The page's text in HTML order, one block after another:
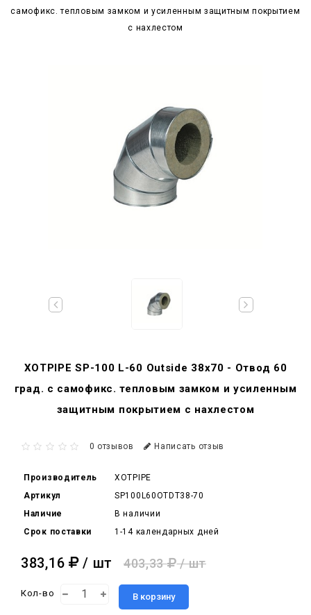
самофикс. тепловым замком и усиленным защитным покрытием
с нахлестом
XOTPIPE SP-100 L-60 Outside 38x70 - Отвод 60
град. c самофикс. тепловым замком и усиленным
защитным покрытием с нахлестом
0 отзывов Написать отзыв
Производитель
XOTPIPE
Артикул
SP100L60OTDT38-70
Наличие
В наличии
Срок поставки
1-14 календарных дней
383,16 / шт 403,33 / шт
Кол-во В корзину